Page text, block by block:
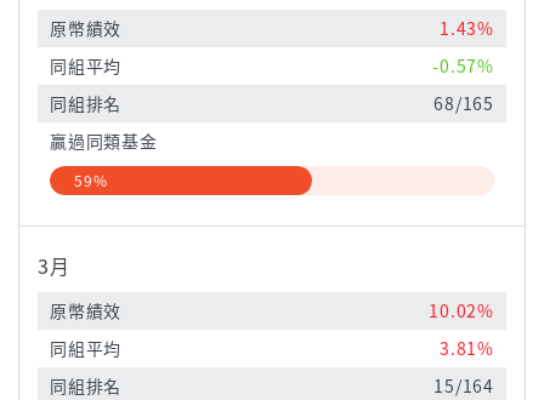
原幣績效
1.43%
同組平均
-0.57%
同組排名
68/165
贏過同類基金
59%
3月
原幣績效
10.02%
同組平均
3.81%
同組排名
15/164